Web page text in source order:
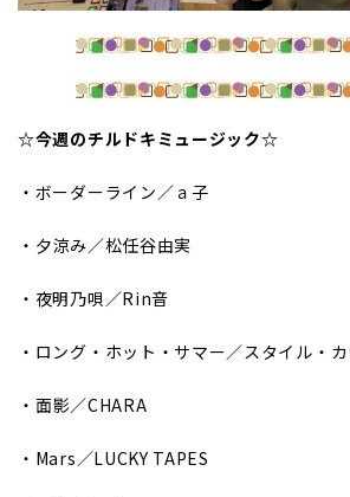
☆今週のチルドキミュージック☆
・ボーダーライン／ａ子
・夕涼み／松任谷由実
・夜明乃唄／Rin音
・ロング・ホット・サマー／スタイル・
・面影／CHARA
・Mars／LUCKY TAPES